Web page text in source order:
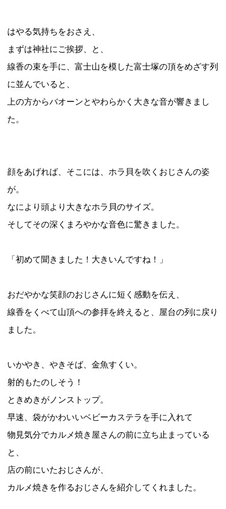
はやる気持ちをおさえ、
まずは神社にご挨拶、と、
線香の束を手に、富士山を模した富士塚の頂をめざす列
に並んでいると、
上の方からバオーンとやわらかく大きな音が響きまし
た。
顔をあげれば、そこには、ホラ貝を吹くおじさんの姿
が。
なにより頭より大きなホラ貝のサイズ。
そしてその深くまろやかな音色に驚きました。
「初めて聞きました！大きいんですね！」
おだやかな笑顔のおじさんに短く感動を伝え、
線香をくべて山頂への参拝を終えると、屋台の列に戻り
ました。
いかやき、やきそば、金魚すくい。
射的もたのしそう！
ときめきがノンストップ。
早速、袋がかわいいベビーカステラを手に入れて
物見気分でカルメ焼き屋さんの前に立ち止まっている
と、
店の前にいたおじさんが、
カルメ焼きを作るおじさんを紹介してくれました。